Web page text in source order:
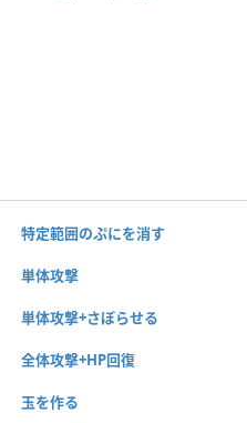
特定範囲のぷにを消す
単体攻撃
単体攻撃+さぼらせる
全体攻撃+HP回復
玉を作る